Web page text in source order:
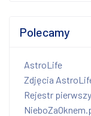
Polecamy
AstroLife
Zdjęcia
Rejestr